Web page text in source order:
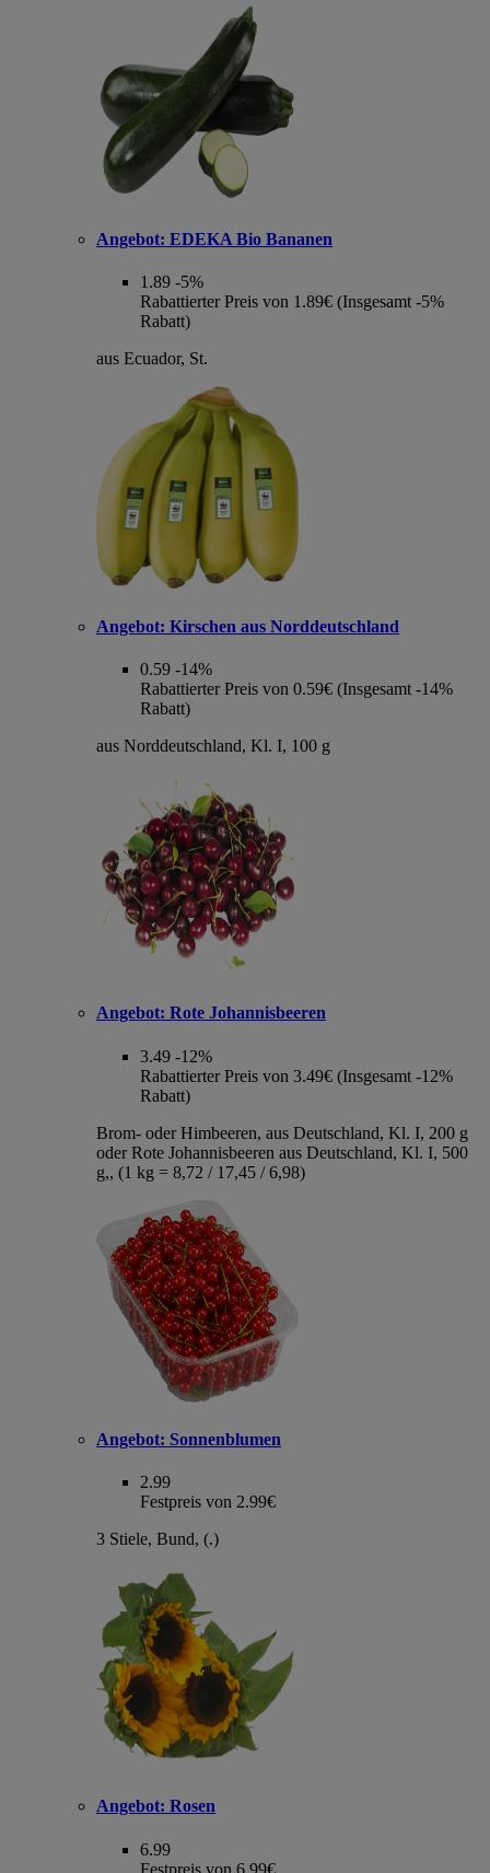
Angebot: EDEKA Bio Bananen
1.89 -5%
Rabattierter Preis von 1.89€ (Insgesamt -5%
Rabatt)
aus Ecuador, St.
Angebot: Kirschen aus Norddeutschland
0.59 -14%
Rabattierter Preis von 0.59€ (Insgesamt -14%
Rabatt)
aus Norddeutschland, Kl. I, 100 g
Angebot: Rote Johannisbeeren
3.49 -12%
Rabattierter Preis von 3.49€ (Insgesamt -12%
Rabatt)
Brom- oder Himbeeren, aus Deutschland, Kl. I, 200 g
oder Rote Johannisbeeren aus Deutschland, Kl. I, 500
g,, (1 kg = 8,72 / 17,45 / 6,98)
Angebot: Sonnenblumen
2.99
Festpreis von 2.99€
3 Stiele, Bund, (.)
Angebot: Rosen
6.99
Festpreis von 6.99€